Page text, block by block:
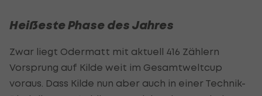
Heißeste Phase des Jahres
Zwar liegt Odermatt mit aktuell 416 Zählern
Vorsprung auf Kilde weit im Gesamtweltcup
voraus. Dass Kilde nun aber auch in einer Technik-